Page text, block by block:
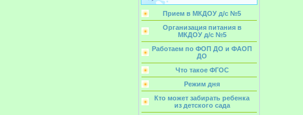
Прием в МКДОУ д/с №5
Организация питания в
МКДОУ д/с №5
Работаем по ФОП ДО и ФАОП
ДО
Что такое ФГОС
Режим дня
Кто может забирать ребенка
из детского сада